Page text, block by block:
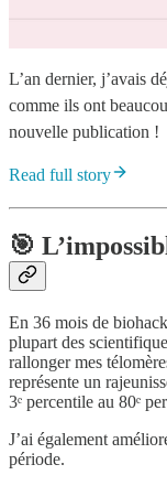
L’an dernier, j’avais
comme ils ont
nouvelle publication !
Read full story
🎯
En 36 mois de
plupart des
rallonger mes
représente un
3ᵉ percentile au 80ᵉ
J’ai également
période.